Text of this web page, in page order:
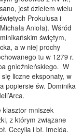
jest dziełem wielu
Prokulusa i
Anioła). Wśród
świętym,
a w niej prochy
tu w 1279 r.
gnieźnieńskiego. W
liczne eksponaty, w
popiersie św. Dominika
klasztor mniszek
z którym związane
Cecylia i bł. Imelda.